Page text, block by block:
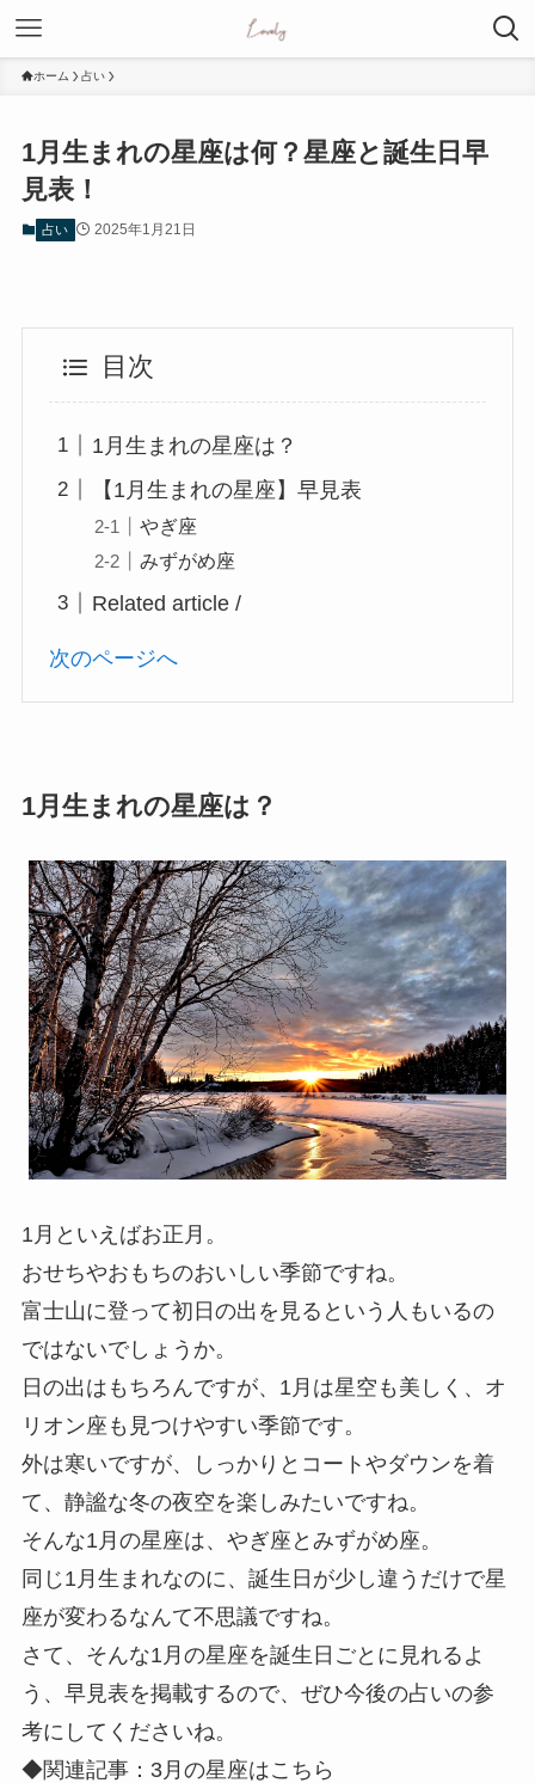
ホーム 占い
1月生まれの星座は何？星座と誕生日早
見表！
占い 2025年1月21日
目次
1月生まれの星座は？
【1月生まれの星座】早見表
やぎ座
みずがめ座
Related article /
次のページへ
1月生まれの星座は？
1月といえばお正月。
おせちやおもちのおいしい季節ですね。
富士山に登って初日の出を見るという人もいるの
ではないでしょうか。
日の出はもちろんですが、1月は星空も美しく、オ
リオン座も見つけやすい季節です。
外は寒いですが、しっかりとコートやダウンを着
て、静謐な冬の夜空を楽しみたいですね。
そんな1月の星座は、やぎ座とみずがめ座。
同じ1月生まれなのに、誕生日が少し違うだけで星
座が変わるなんて不思議ですね。
さて、そんな1月の星座を誕生日ごとに見れるよ
う、早見表を掲載するので、ぜひ今後の占いの参
考にしてくださいね。
◆関連記事：3月の星座はこちら